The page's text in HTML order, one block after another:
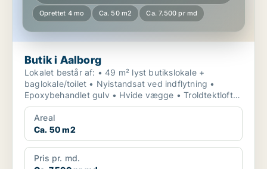
Oprettet 4 mo Ca. 50 m2 Ca. 7.500 pr md
Butik i Aalborg
Lokalet består af: • 49 m² lyst butikslokale +
baglokale/toilet • Nyistandsat ved indflytning •
Epoxybehandlet gulv • Hvide vægge • Troldtektloft
m...
Areal
Ca. 50 m2
Pris pr. md.